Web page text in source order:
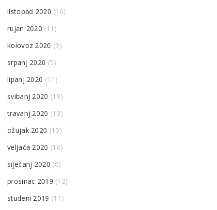
listopad 2020 (16)
rujan 2020 (11)
kolovoz 2020 (9)
srpanj 2020 (5)
lipanj 2020 (11)
svibanj 2020 (19)
travanj 2020 (13)
ožujak 2020 (10)
veljača 2020 (10)
siječanj 2020 (6)
prosinac 2019 (12)
studeni 2019 (11)